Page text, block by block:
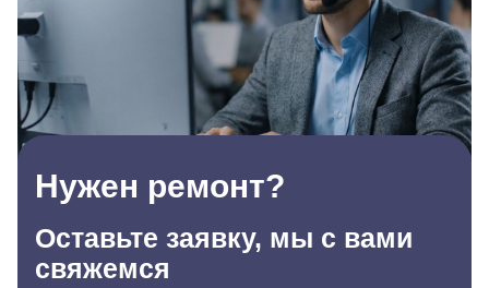
Нужен ремонт?
Оставьте заявку, мы с вами
свяжемся